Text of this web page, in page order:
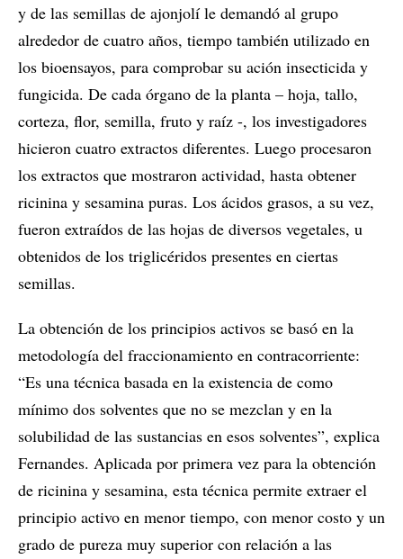
y de las semillas de ajonjolí le demandó al grupo
alrededor de cuatro años, tiempo también utilizado en
los bioensayos, para comprobar su ación insecticida y
fungicida. De cada órgano de la planta – hoja, tallo,
corteza, flor, semilla, fruto y raíz -, los investigadores
hicieron cuatro extractos diferentes. Luego procesaron
los extractos que mostraron actividad, hasta obtener
ricinina y sesamina puras. Los ácidos grasos, a su vez,
fueron extraídos de las hojas de diversos vegetales, u
obtenidos de los triglicéridos presentes en ciertas
semillas.
La obtención de los principios activos se basó en la
metodología del fraccionamiento en contracorriente:
“Es una técnica basada en la existencia de como
mínimo dos solventes que no se mezclan y en la
solubilidad de las sustancias en esos solventes”, explica
Fernandes. Aplicada por primera vez para la obtención
de ricinina y sesamina, esta técnica permite extraer el
principio activo en menor tiempo, con menor costo y un
grado de pureza muy superior con relación a las